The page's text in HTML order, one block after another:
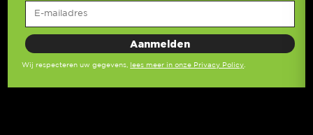
Wij respecteren uw gegevens, lees meer in onze Privacy Policy.